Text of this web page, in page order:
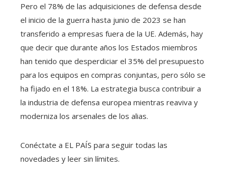
Pero el 78% de las adquisiciones de defensa desde
el inicio de la guerra hasta junio de 2023 se han
transferido a empresas fuera de la UE. Además, hay
que decir que durante años los Estados miembros
han tenido que desperdiciar el 35% del presupuesto
para los equipos en compras conjuntas, pero sólo se
ha fijado en el 18%. La estrategia busca contribuir a
la industria de defensa europea mientras reaviva y
moderniza los arsenales de los alias.
Conéctate a EL PAÍS para seguir todas las
novedades y leer sin límites.